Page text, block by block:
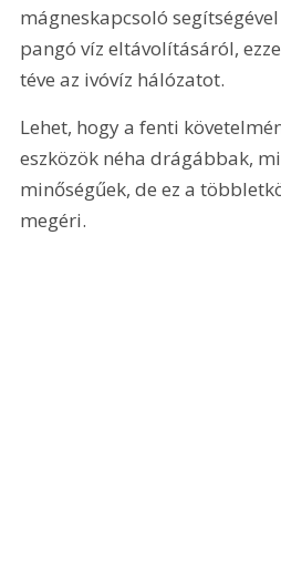
mágneskapcsoló
pangó víz eltávolításáról,
téve az ivóvíz hálózatot.
Lehet, hogy a fenti
eszközök néha drágábbak,
minőségűek, de ez a
megéri.